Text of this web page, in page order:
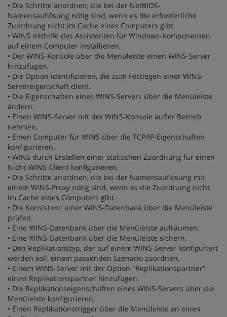
• Die Schritte anordnen, die bei der NetBIOS-
Namensauflösung nötig sind, wenn es die erforderliche
Zuordnung nicht im Cache eines Computers gibt.
• WINS mithilfe des Assistenten für Windows-Komponenten
auf einem Computer installieren.
• Der WINS-Konsole über die Menüleiste einen WINS-Server
hinzufügen.
• Die Option identifizieren, die zum Festlegen einer WINS-
Servereigenschaft dient.
• Die Eigenschaften eines WINS-Servers über die Menüleiste
ändern.
• Einen WINS-Server mit der WINS-Konsole außer Betrieb
nehmen.
• Einen Computer für WINS über die TCP/IP-Eigenschaften
konfigurieren.
• WINS durch Erstellen einer statischen Zuordnung für einen
Nicht-WINS-Client konfigurieren.
• Die Schritte anordnen, die bei der Namensauflösung mit
einem WINS-Proxy nötig sind, wenn es die Zuordnung nicht
im Cache eines Computers gibt.
• Die Konsistenz einer WINS-Datenbank über die Menüleiste
prüfen.
• Eine WINS-Datenbank über die Menüleiste aufräumen.
• Eine WINS-Datenbank über die Menüleiste sichern.
• Den Replikationstyp, der auf einem WINS-Server konfiguriert
werden soll, einem passenden Szenario zuordnen.
• Einem WINS-Server mit der Option "Replikationspartner"
einen Replikationspartner hinzufügen.
• Die Replikationseigenschaften eines WINS-Servers über die
Menüleiste konfigurieren.
• Einen Replikationstrigger über die Menüleiste an einen